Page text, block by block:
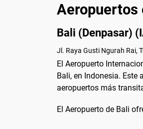
Aeropuertos
Bali (Denpasar)
Jl. Raya Gusti Ngurah Rai,
El Aeropuerto
Bali, en Indonesia. Este
aeropuertos más
El Aeropuerto de Bali